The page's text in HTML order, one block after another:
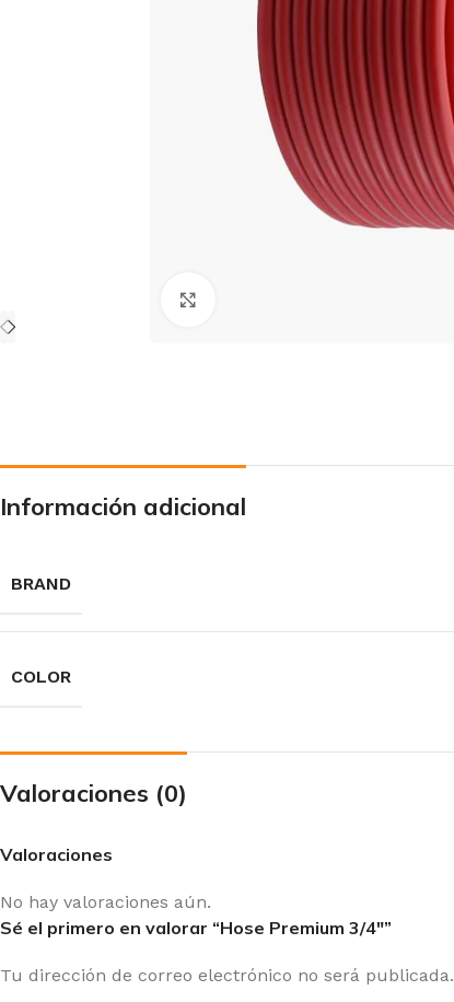
Información adicional
BRAND
COLOR
Valoraciones (0)
Valoraciones
No hay valoraciones aún.
Sé el primero en valorar “Hose Premium 3/4″”
Tu dirección de correo electrónico no será publicada.